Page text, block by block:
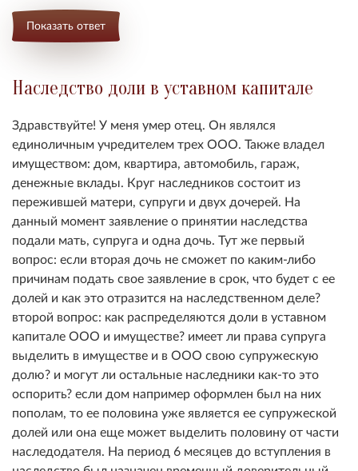
Показать ответ
Наследство доли в уставном капитале
Здравствуйте! У меня умер отец. Он являлся
единоличным учредителем трех ООО. Также владел
имуществом: дом, квартира, автомобиль, гараж,
денежные вклады. Круг наследников состоит из
пережившей матери, супруги и двух дочерей. На
данный момент заявление о принятии наследства
подали мать, супруга и одна дочь. Тут же первый
вопрос: если вторая дочь не сможет по каким-либо
причинам подать свое заявление в срок, что будет с ее
долей и как это отразится на наследственном деле?
второй вопрос: как распределяются доли в уставном
капитале ООО и имуществе? имеет ли права супруга
выделить в имуществе и в ООО свою супружескую
долю? и могут ли остальные наследники как-то это
оспорить? если дом например оформлен был на них
пополам, то ее половина уже является ее супружеской
долей или она еще может выделить половину от части
наследодателя. На период 6 месяцев до вступления в